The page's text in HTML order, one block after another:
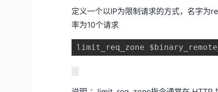
定义一个以IP为限制请求的方式，名字为
率为10个请求
limit_req_zone